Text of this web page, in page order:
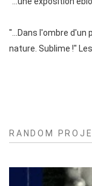
"...Dans l'ombre d'un
nature. Sublime !"
RANDOM